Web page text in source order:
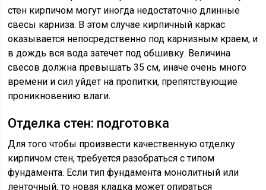
стен кирпичом могут иногда недостаточно длинные
свесы карниза. В этом случае кирпичный каркас
оказывается непосредственно под карнизным краем, и
в дождь вся вода затечет под обшивку. Величина
свесов должна превышать 35 см, иначе очень много
времени и сил уйдет на пропитки, препятствующие
проникновению влаги.
Отделка стен: подготовка
Для того чтобы произвести качественную отделку
кирпичом стен, требуется разобраться с типом
фундамента. Если тип фундамента монолитный или
ленточный, то новая кладка может опираться